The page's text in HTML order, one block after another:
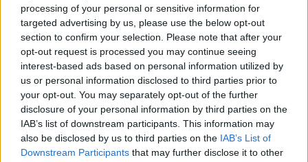
processing of your personal or sensitive information for
targeted advertising by us, please use the below opt-out
section to confirm your selection. Please note that after your
opt-out request is processed you may continue seeing
interest-based ads based on personal information utilized by
us or personal information disclosed to third parties prior to
your opt-out. You may separately opt-out of the further
disclosure of your personal information by third parties on the
IAB’s list of downstream participants. This information may
also be disclosed by us to third parties on the IAB’s List of
Downstream Participants that may further disclose it to other
0 ΣΧΌΛΙΑ ΑΝΑΓΝΩΣΤΏΝ